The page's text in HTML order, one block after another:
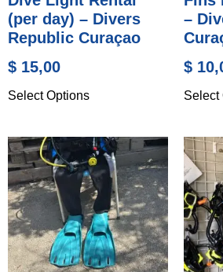
(per day) – Divers
Republic Curaçao
$ 15,00
Select Options
–
$
Select